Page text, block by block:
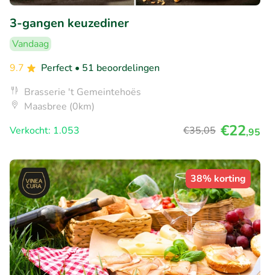
3-gangen keuzediner
Vandaag
9.7
Perfect • 51 beoordelingen
Brasserie 't Gemeintehoës
Maasbree (0km)
Verkocht: 1.053
€35,05 €22,95
38% korting